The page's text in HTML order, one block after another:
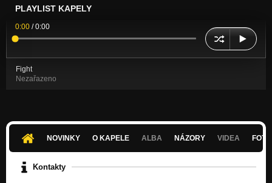
PLAYLIST KAPELY
0:00 /0:00
Fight
Nezařazeno
NOVINKY O KAPELE ALBA NÁZORY VIDEA
Kontakty